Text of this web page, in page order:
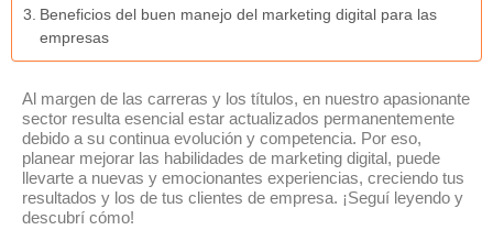
Beneficios del buen manejo del marketing digital para las
empresas
Al margen de las carreras y los títulos, en nuestro apasionante
sector resulta esencial estar actualizados permanentemente
debido a su continua evolución y competencia. Por eso,
planear mejorar las habilidades de marketing digital, puede
llevarte a nuevas y emocionantes experiencias, creciendo tus
resultados y los de tus clientes de empresa. ¡Seguí leyendo y
descubrí cómo!